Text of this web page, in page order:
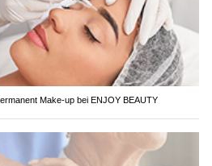
Make-up bei ENJOY BEAUTY